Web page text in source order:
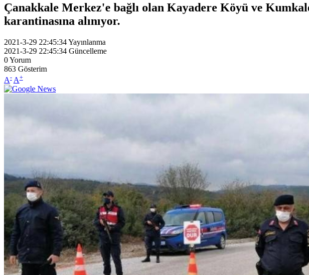
Çanakkale Merkez'e bağlı olan Kayadere Köyü ve
karantinasına alınıyor.
2021-3-29 22:45:34Yayınlanma
2021-3-29 22:45:34 Güncelleme
0Yorum
863 Gösterim
A- A+